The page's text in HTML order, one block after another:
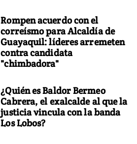
Rompen acuerdo con el
correísmo para Alcaldía de
Guayaquil: líderes arremeten
contra candidata
"chimbadora"
¿Quién es Baldor Bermeo
Cabrera, el exalcalde al que la
justicia vincula con la banda
Los Lobos?